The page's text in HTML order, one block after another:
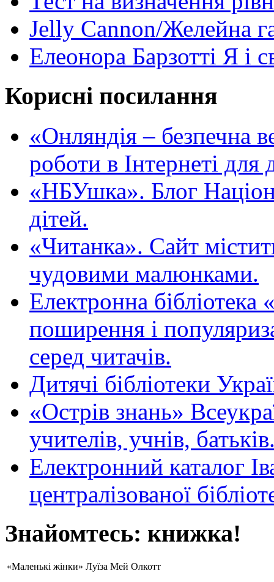
Jelly Cannon/Желейна
Елеонора Барзотті Я і
Корисні посилання
«Oнляндія – безпечна
роботи в Інтернеті для
«НБУшка». Блог
дітей.
«Читанка». Сайт
чудовими малюнками.
Електронна
поширення і
серед читачів.
Дитячі бібліотеки
«Острів знань»
учителів, учнів,
Електронний каталог
централізованої
Знайомтесь: книжка!
«Маленькі жінки» Луїза Мей Олкотт